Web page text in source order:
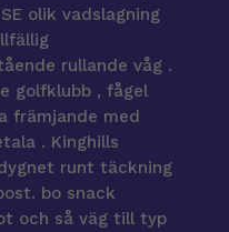
olik vadslagning
rullande våg .
golfklubb , fågel
främjande med
. Kinghills
runt täckning
bo snack
och så väg till typ